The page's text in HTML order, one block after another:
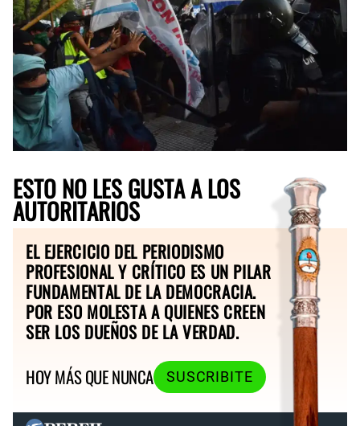
ESTO NO LES GUSTA A LOS
AUTORITARIOS
EL EJERCICIO DEL PERIODISMO
PROFESIONAL Y CRÍTICO ES UN PILAR
FUNDAMENTAL DE LA DEMOCRACIA.
POR ESO MOLESTA A QUIENES CREEN
SER LOS DUEÑOS DE LA VERDAD.
HOY MÁS QUE NUNCA
SUSCRIBITE